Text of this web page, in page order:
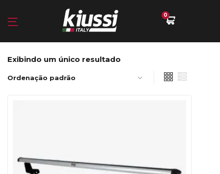
0
Exibindo um único resultado